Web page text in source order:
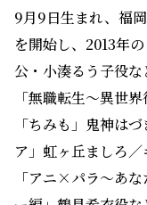
ア」虹ヶ丘ましろ
「アニ×パラ〜あな
ー編」鶴見希衣役な